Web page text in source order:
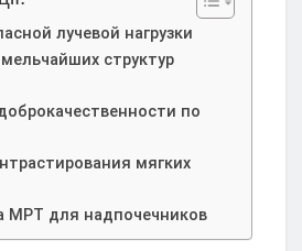
лучевой нагрузки
структур
по
мягких
МРТ для надпочечников